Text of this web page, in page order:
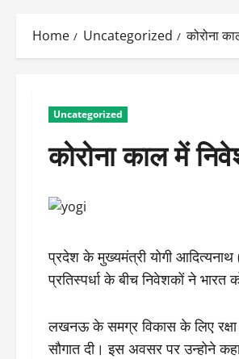
Home Uncategorized कोरोना
Uncategorized
कोरोना काल में
प्रदेश के मुख्यमंत्री योगी
प्रतिस्पर्धा के बीच निवेशकों ने
लखनऊ के समग्र विकास के लिए रक्षा
सौगात दी। इस अवसर पर उन्होने